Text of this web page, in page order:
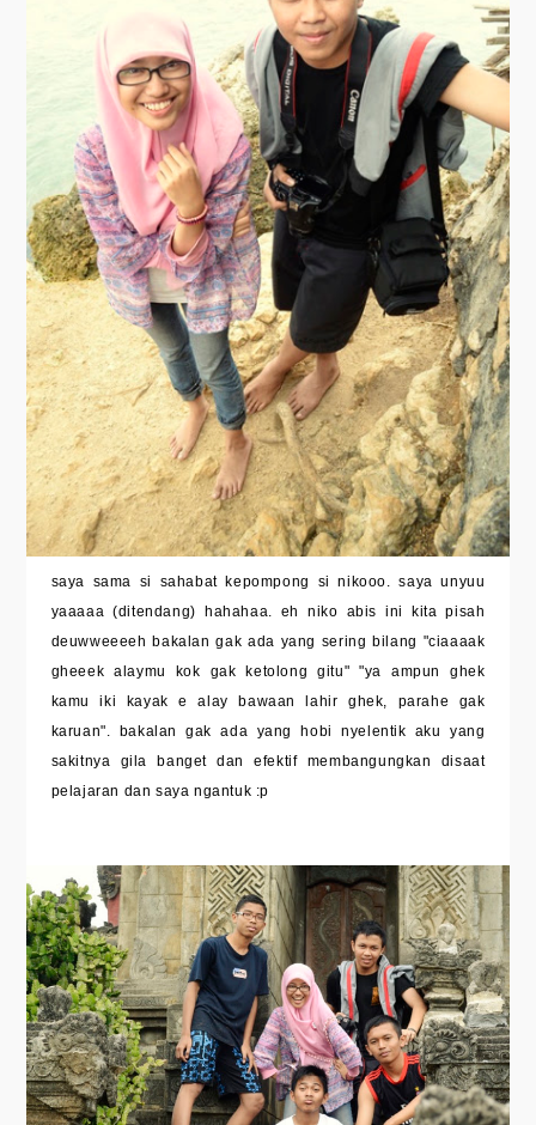
saya sama si sahabat kepompong si nikooo. saya unyuu
yaaaaa (ditendang) hahahaa. eh niko abis ini kita pisah
deuwweeeeh bakalan gak ada yang sering bilang "ciaaaak
gheeek alaymu kok gak ketolong gitu" "ya ampun ghek
kamu iki kayak e alay bawaan lahir ghek, parahe gak
karuan". bakalan gak ada yang hobi nyelentik aku yang
sakitnya gila banget dan efektif membangungkan disaat
pelajaran dan saya ngantuk :p